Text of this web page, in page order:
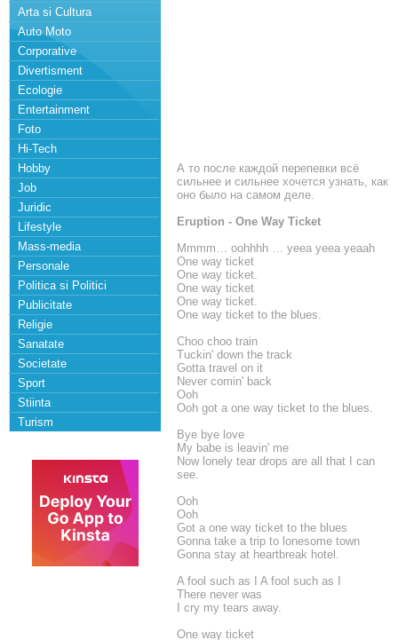
Arta si Cultura
Auto Moto
Corporative
Divertisment
Ecologie
Entertainment
Foto
Hi-Tech
Hobby
Job
Juridic
Lifestyle
Mass-media
Personale
Politica si Politici
Publicitate
Religie
Sanatate
Societate
Sport
Stiinta
Turism
А то после каждой перепевки всё
сильнее и сильнее хочется узнать, как
оно было на самом деле.
Eruption - One Way Ticket
Mmmm… oohhhh … yeea yeea yeaah
One way ticket
One way ticket.
One way ticket
One way ticket.
One way ticket to the blues.
Choo choo train
Tuckin' down the track
Gotta travel on it
Never comin' back
Ooh
Ooh got a one way ticket to the blues.
Bye bye love
My babe is leavin' me
Now lonely tear drops are all that I can
see.
Ooh
Ooh
Got a one way ticket to the blues
Gonna take a trip to lonesome town
Gonna stay at heartbreak hotel.
A fool such as I A fool such as I
There never was
I cry my tears away.
One way ticket